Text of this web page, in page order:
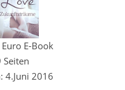
E-Book
Seiten
4.Juni 2016